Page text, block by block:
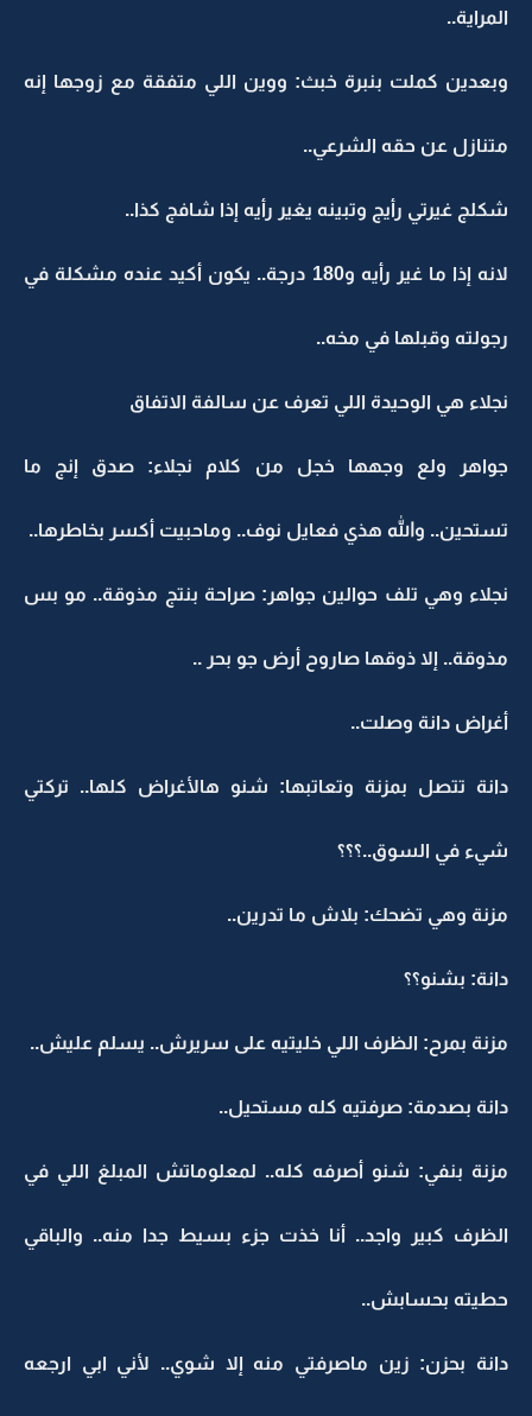
المراية..
وبعدين كملت بنبرة خبث: ووين اللي متفقة مع زوجها إنه
متنازل عن حقه الشرعي..
شكلج غيرتي رأيج وتبينه يغير رأيه إذا شافج كذا..
لانه إذا ما غير رأيه و180 درجة.. يكون أكيد عنده مشكلة في
رجولته وقبلها في مخه..
نجلاء هي الوحيدة اللي تعرف عن سالفة الاتفاق
جواهر ولع وجهها خجل من كلام نجلاء: صدق إنج ما
تستحين.. والله هذي فعايل نوف.. وماحبيت أكسر بخاطرها..
نجلاء وهي تلف حوالين جواهر: صراحة بنتج مذوقة.. مو بس
مذوقة.. إلا ذوقها صاروح أرض جو بحر ..
أغراض دانة وصلت..
دانة تتصل بمزنة وتعاتبها: شنو هالأغراض كلها.. تركتي
شيء في السوق..؟؟؟
مزنة وهي تضحك: بلاش ما تدرين..
دانة: بشنو؟؟
مزنة بمرح: الظرف اللي خليتيه على سريرش.. يسلم عليش..
دانة بصدمة: صرفتيه كله مستحيل..
مزنة بنفي: شنو أصرفه كله.. لمعلوماتش المبلغ اللي في
الظرف كبير واجد.. أنا خذت جزء بسيط جدا منه.. والباقي
حطيته بحسابش..
دانة بحزن: زين ماصرفتي منه إلا شوي.. لأني ابي ارجعه